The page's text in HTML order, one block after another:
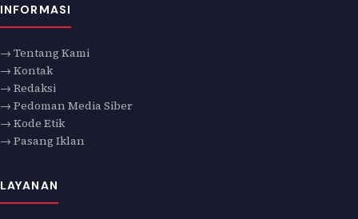
INFORMASI
→ Tentang Kami
→ Kontak
→ Redaksi
→ Pedoman Media Siber
→ Kode Etik
→ Pasang Iklan
LAYANAN